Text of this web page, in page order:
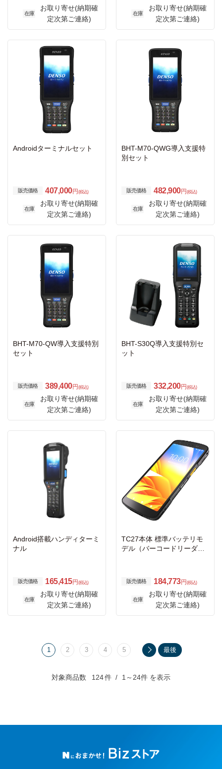
在庫
お取り寄せ(納期確
定次第ご連絡)
在庫
お取り寄せ(納期確
定次第ご連絡)
Androidターミナルセット
販売価格 407,000円 (税込)
在庫
お取り寄せ(納期確
定次第ご連絡)
BHT-M70-QWG導入支援特
別セット
販売価格 482,900円 (税込)
在庫
お取り寄せ(納期確
定次第ご連絡)
BHT-M70-QW導入支援特別
セット
販売価格 389,400円 (税込)
在庫
お取り寄せ(納期確
定次第ご連絡)
BHT-S30Q導入支援特別セ
ット
販売価格 332,200円 (税込)
在庫
お取り寄せ(納期確
定次第ご連絡)
Android搭載ハンディターミ
ナル
販売価格 165,415円 (税込)
在庫
お取り寄せ(納期確
定次第ご連絡)
TC27本体 標準バッテリモ
デル（バーコードリーダ内
ネクタ/Android 13～16予
定）
販売価格 184,773円 (税込)
在庫
お取り寄せ(納期確
定次第ご連絡)
対象商品数 124件 1～24件 を表示
1 2 3 4 5 最後